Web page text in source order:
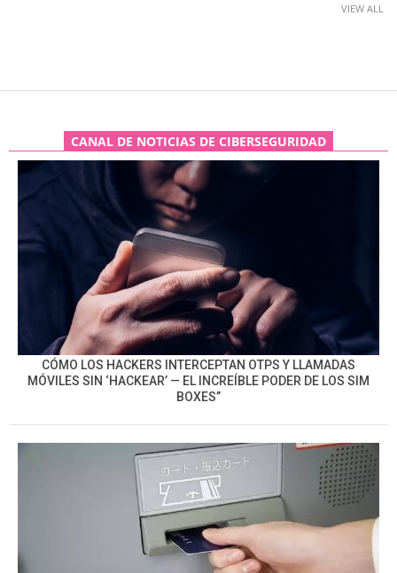
VIEW ALL
CANAL DE NOTICIAS DE CIBERSEGURIDAD
CÓMO LOS HACKERS INTERCEPTAN OTPS Y LLAMADAS
MÓVILES SIN ‘HACKEAR’ — EL INCREÍBLE PODER DE LOS SIM
BOXES”